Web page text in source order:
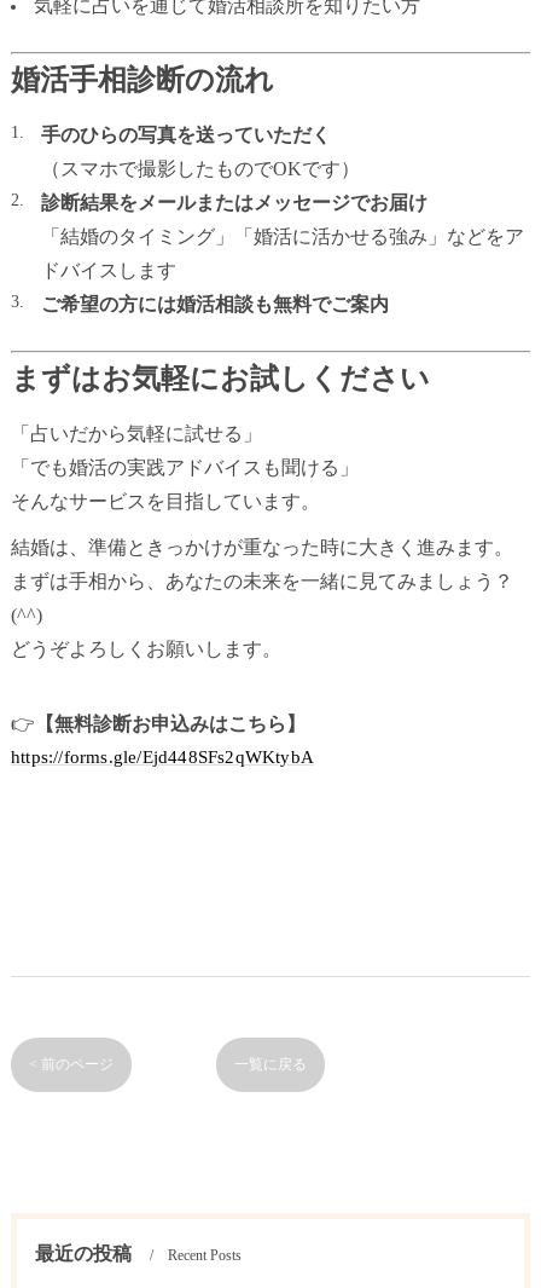
気軽に占いを通じて婚活相談所を知りたい方
婚活手相診断の流れ
手のひらの写真を送っていただく
（スマホで撮影したものでOKです）
診断結果をメールまたはメッセージでお届け
「結婚のタイミング」「婚活に活かせる強み」などをア
ドバイスします
ご希望の方には婚活相談も無料でご案内
まずはお気軽にお試しください
「占いだから気軽に試せる」
「でも婚活の実践アドバイスも聞ける」
そんなサービスを目指しています。
結婚は、準備ときっかけが重なった時に大きく進みます。
まずは手相から、あなたの未来を一緒に見てみましょう？
(^^)
どうぞよろしくお願いします。
👉 【無料診断お申込みはこちら】
https://forms.gle/Ejd448SFs2qWKtybA
< 前のページ 一覧に戻る
最近の投稿 Recent Posts